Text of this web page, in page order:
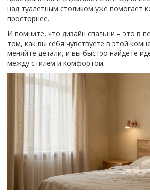
над туалетным столиком уже помогает
просторнее.
И помните, что дизайн спальни – это в
том, как вы себя чувствуете в этой
меняйте детали, и вы быстро найдёте
между стилем и комфортом.